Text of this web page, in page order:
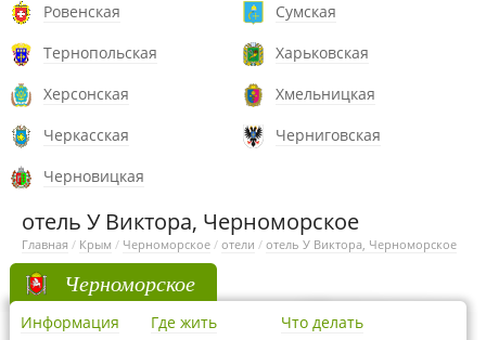
Ровенская
Сумская
Тернопольская
Харьковская
Херсонская
Хмельницкая
Черкасская
Черниговская
Черновицкая
отель У Виктора, Черноморское
Главная / Крым / Черноморское / отели / отель У Виктора, Черноморское
Черноморское
Информация Где жить Что делать